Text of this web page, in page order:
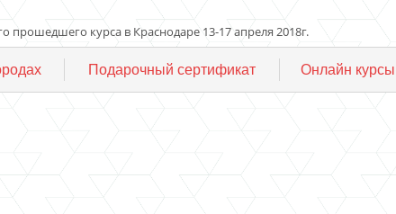
прошедшего курса в Краснодаре 13-17 апреля 2018г.
Подарочный сертификат Онлайн курсы